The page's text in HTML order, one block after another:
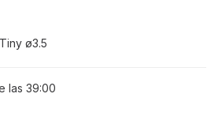
ø3.5
las 39:00